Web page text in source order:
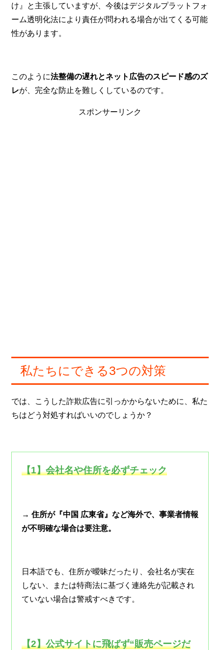
け』と主張していますが、今後はデジタルプラットフォ
ーム透明化法により責任が問われる場合が出てくる可能
性があります。
このように法整備の遅れとネット広告のスピード感のズ
レが、完全な防止を難しくしているのです。
スポンサーリンク
私たちにできる3つの対策
では、こうした詐欺広告に引っかからないために、私た
ちはどう対処すればいいのでしょうか？
【1】会社名や住所を必ずチェック
→ 住所が『中国 広東省』など海外で、事業者情報
が不明確な場合は要注意。
日本語でも、住所が曖昧だったり、会社名が実在
しない、または特商法に基づく連絡先が記載され
ていない場合は警戒すべきです。
【2】公式サイトに飛ばず“販売ページだ